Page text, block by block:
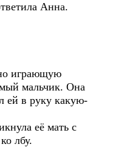
Анна.
играющую
мальчик. Она
ей в руку какую-
её мать с
лбу.